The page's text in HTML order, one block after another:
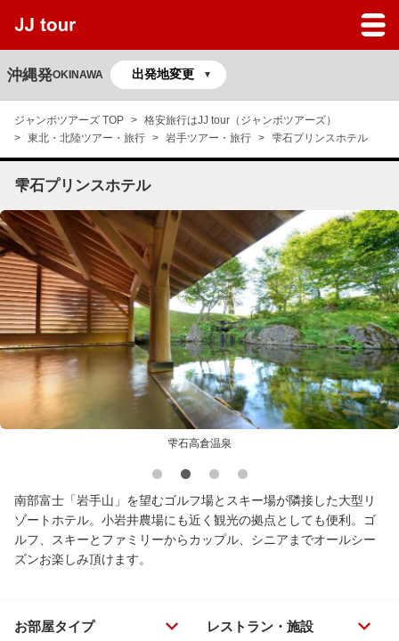
沖縄発OKINAWA
JJツアーのサービスガイド
よくある質問
ジャンボツアーズ TOP
格安旅行はJJ tour（ジャンボツアーズ）
東北・北陸ツアー・旅行
岩手ツアー・旅行 雫石プリンスホテル
雫石プリンスホテル
雫石高倉温泉
南部富士「岩手山」を望むゴルフ場とスキー場が隣接した大型リ
ゾートホテル。小岩井農場にも近く観光の拠点としても便利。ゴ
ルフ、スキーとファミリーからカップル、シニアまでオールシー
ズンお楽しみ頂けます。
お部屋タイプ レストラン・施設